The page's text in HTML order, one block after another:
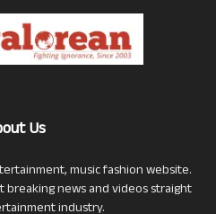
Us
music fashion website.
news and videos straight
industry.